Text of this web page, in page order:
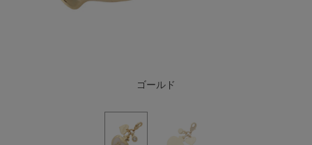
ゴールド